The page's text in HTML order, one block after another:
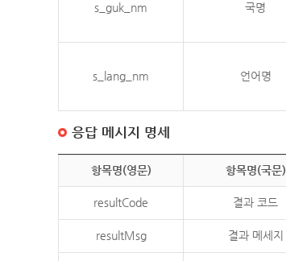
s_guk_nm 국명
s_lang_nm 언어명
응답 메시지 명세
항목명(영문) 항목명(국문)
resultCode 결과 코드
resultMsg 결과 메세지